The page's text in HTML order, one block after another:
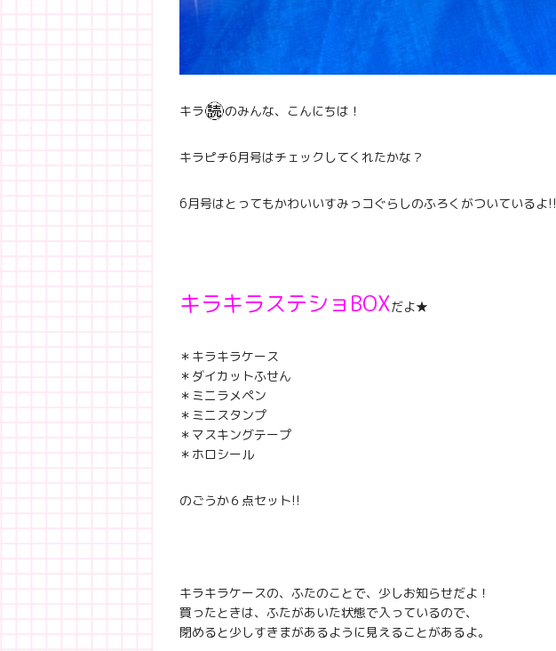
キラ のみんな、こんにちは！
キラピチ6月号はチェックしてくれたかな？
6月号はとってもかわいいすみっコぐらしのふろくがついているよ!!
キラキラステショBOXだよ★
＊キラキラケース
＊ダイカットふせん
＊ミニラメペン
＊ミニスタンプ
＊マスキングテープ
＊ホロシール
のごうか６点セット!!
キラキラケースの、ふたのことで、少しお知らせだよ！
買ったときは、ふたがあいた状態で入っているので、
閉めると少しすきまがあるように見えることがあるよ。